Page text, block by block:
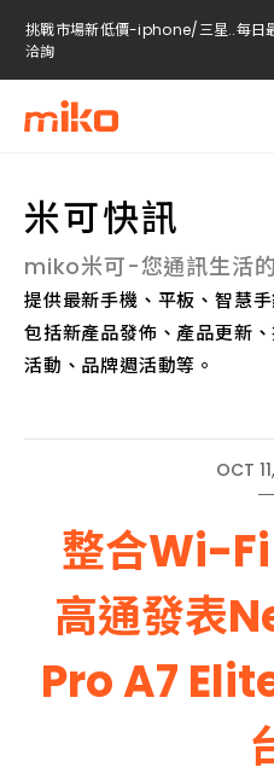
挑戰市場新低價-iphone/三星..每日
洽詢
挑戰市場新低價-iphone/三星..每日
洽詢
挑戰市場新低價-iphone/三星..每日
米可快訊
miko米可-您通訊生活
提供最新手機、平板、智慧
包括新產品發佈、產品更新
活動、品牌週活動等。
OCT
整合Wi-
高通發表
Pro A7